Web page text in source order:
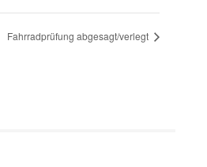
Fahrradprüfung abgesagt/verlegt